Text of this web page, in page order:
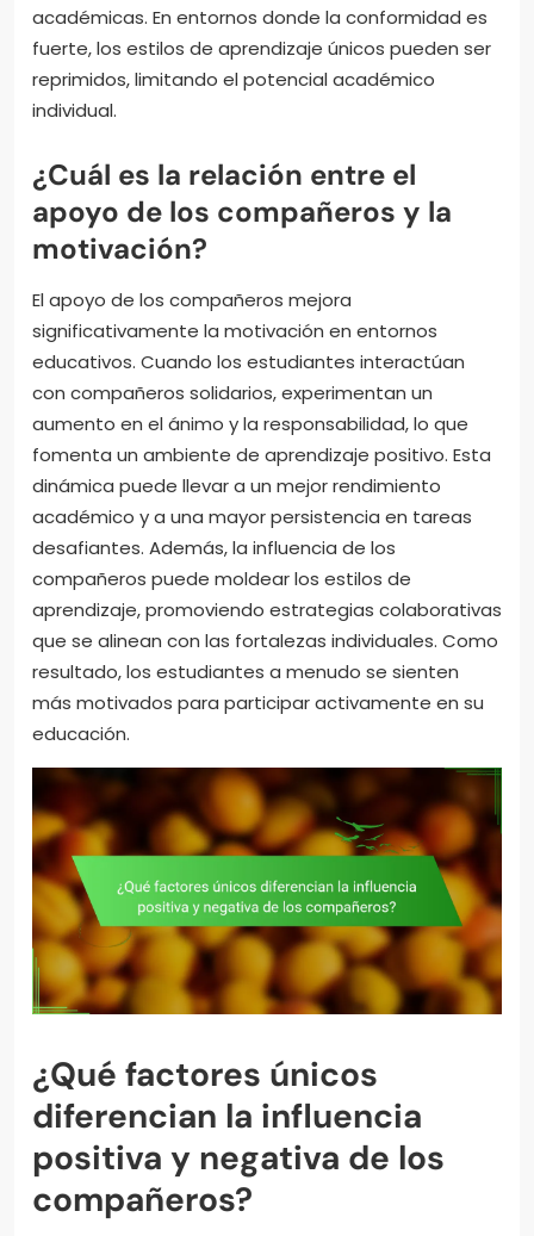
académicas. En entornos donde la conformidad es
fuerte, los estilos de aprendizaje únicos pueden ser
reprimidos, limitando el potencial académico
individual.
¿Cuál es la relación entre el
apoyo de los compañeros y la
motivación?
El apoyo de los compañeros mejora
significativamente la motivación en entornos
educativos. Cuando los estudiantes interactúan
con compañeros solidarios, experimentan un
aumento en el ánimo y la responsabilidad, lo que
fomenta un ambiente de aprendizaje positivo. Esta
dinámica puede llevar a un mejor rendimiento
académico y a una mayor persistencia en tareas
desafiantes. Además, la influencia de los
compañeros puede moldear los estilos de
aprendizaje, promoviendo estrategias colaborativas
que se alinean con las fortalezas individuales. Como
resultado, los estudiantes a menudo se sienten
más motivados para participar activamente en su
educación.
¿Qué factores únicos
diferencian la influencia
positiva y negativa de los
compañeros?